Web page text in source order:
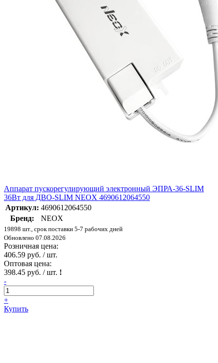
Аппарат пускорегулирующий электронный ЭПРА-36-SLIM
36Вт для ДВО-SLIM NEOX 4690612064550
Артикул: 4690612064550
Бренд:
NEOX
19898 шт., срок поставки 5-7 рабочих дней
Обновлено 07.08.2026
Розничная цена:
406.59 руб. / шт.
Оптовая цена:
398.45 руб. / шт. !
-
+
Купить